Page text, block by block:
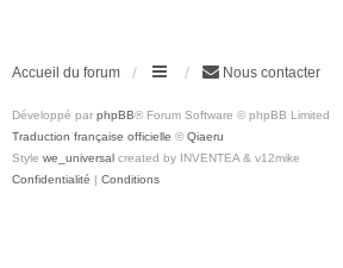
Accueil du forum Nous contacter
Développé par phpBB® Forum Software © phpBB Limited
Traduction française officielle © Qiaeru
Style we_universal created by INVENTEA & v12mike
Confidentialité | Conditions